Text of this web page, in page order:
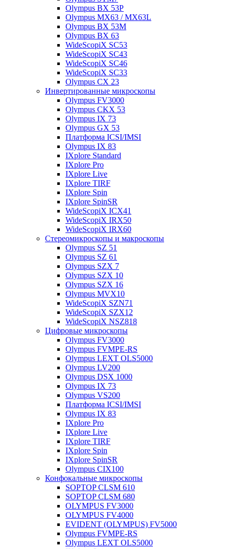
Olympus BX 53P
Olympus MX63 / MX63L
Olympus BX 53M
Olympus BX 63
WideScopiX SC53
WideScopiX SC43
WideScopiX SC46
WideScopiX SC33
Olympus CX 23
Инвертированные микроскопы
Olympus FV3000
Olympus CKX 53
Olympus IX 73
Olympus GX 53
Платформа ICSI/IMSI
Olympus IX 83
IXplore Standard
IXplore Pro
IXplore Live
IXplore TIRF
IXplore Spin
IXplore SpinSR
WideScopiX ICX41
WideScopiX IRX50
WideScopiX IRX60
Стереомикроскопы и макроскопы
Olympus SZ 51
Olympus SZ 61
Olympus SZX 7
Olympus SZX 10
Olympus SZX 16
Olympus MVX10
WideScopiX SZN71
WideScopiX SZX12
WideScopiX NSZ818
Цифровые микроскопы
Olympus FV3000
Olympus FVMPE-RS
Olympus LEXT OLS5000
Olympus LV200
Olympus DSX 1000
Olympus IX 73
Olympus VS200
Платформа ICSI/IMSI
Olympus IX 83
IXplore Pro
IXplore Live
IXplore TIRF
IXplore Spin
IXplore SpinSR
Olympus CIX100
Конфокальные микроскопы
SOPTOP CLSM 610
SOPTOP CLSM 680
OLYMPUS FV3000
OLYMPUS FV4000
EVIDENT (OLYMPUS) FV5000
Olympus FVMPE-RS
Olympus LEXT OLS5000